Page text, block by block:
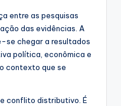
entre as pesquisas
das evidências. A
se chegar a resultados
política, econômica e
contexto que se
conflito distributivo. É